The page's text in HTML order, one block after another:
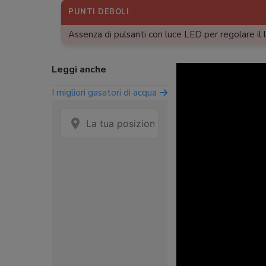
PUNTI DEBOLI
Assenza di pulsanti con luce LED per regolare il
Leggi anche
I migliori gasatori di acqua